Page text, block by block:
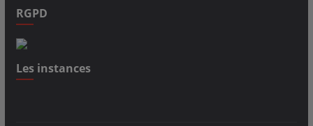
RGPD
Les instances